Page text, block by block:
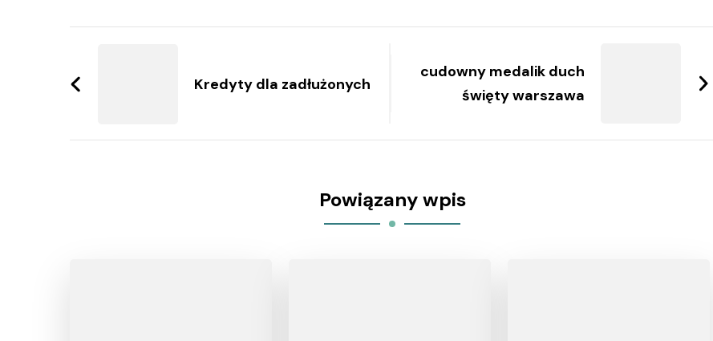
wpisy
Kredyty dla zadłużonych
cudowny medalik duch
święty warszawa
Powiązany wpis